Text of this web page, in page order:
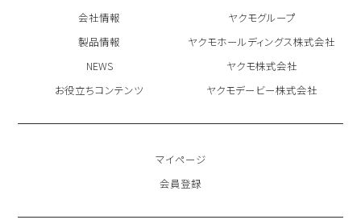
会社情報
製品情報
NEWS
お役立ちコンテンツ
ヤクモグループ
ヤクモホールディングス株式会社
ヤクモ株式会社
ヤクモデービー株式会社
マイページ
会員登録